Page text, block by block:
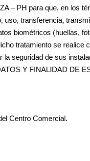
– PH para que, en los
uso, transferencia,
biométricos (huellas,
tratamiento se realice
la seguridad de sus
Y FINALIDAD DE
Centro Comercial.